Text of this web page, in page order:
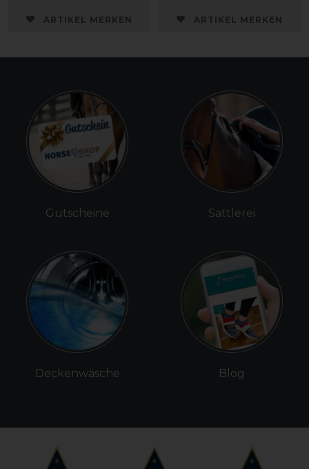
ARTIKEL MERKEN ARTIKEL MERKEN
Gutscheine
Deckenwäsche
Sattlerei
Blog